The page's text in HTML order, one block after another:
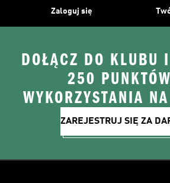
Zaloguj się
DOŁĄCZ DO KLUBU
250
WYKORZYSTANIA
ZAREJESTRUJ SIĘ ZA